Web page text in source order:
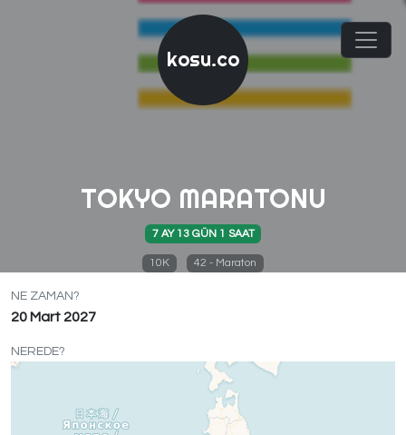
kosu.co
TOKYO MARATONU
7 AY 13 GÜN 1 SAAT
10K 42 - Maraton
NE ZAMAN?
20 Mart 2027
NEREDE?